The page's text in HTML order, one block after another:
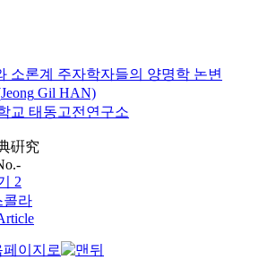
소론계 주자학자들의 양명학 논변
Jeong Gil HAN)
교 태동고전연구소
硏究
2
콜라